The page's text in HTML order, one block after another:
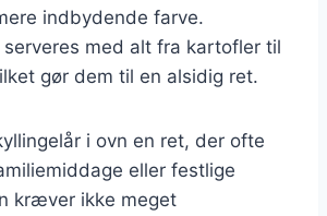
indbydende farve.
serveres med alt fra kartofler til
gør dem til en alsidig ret.
i ovn en ret, der ofte
eller festlige
kræver ikke meget